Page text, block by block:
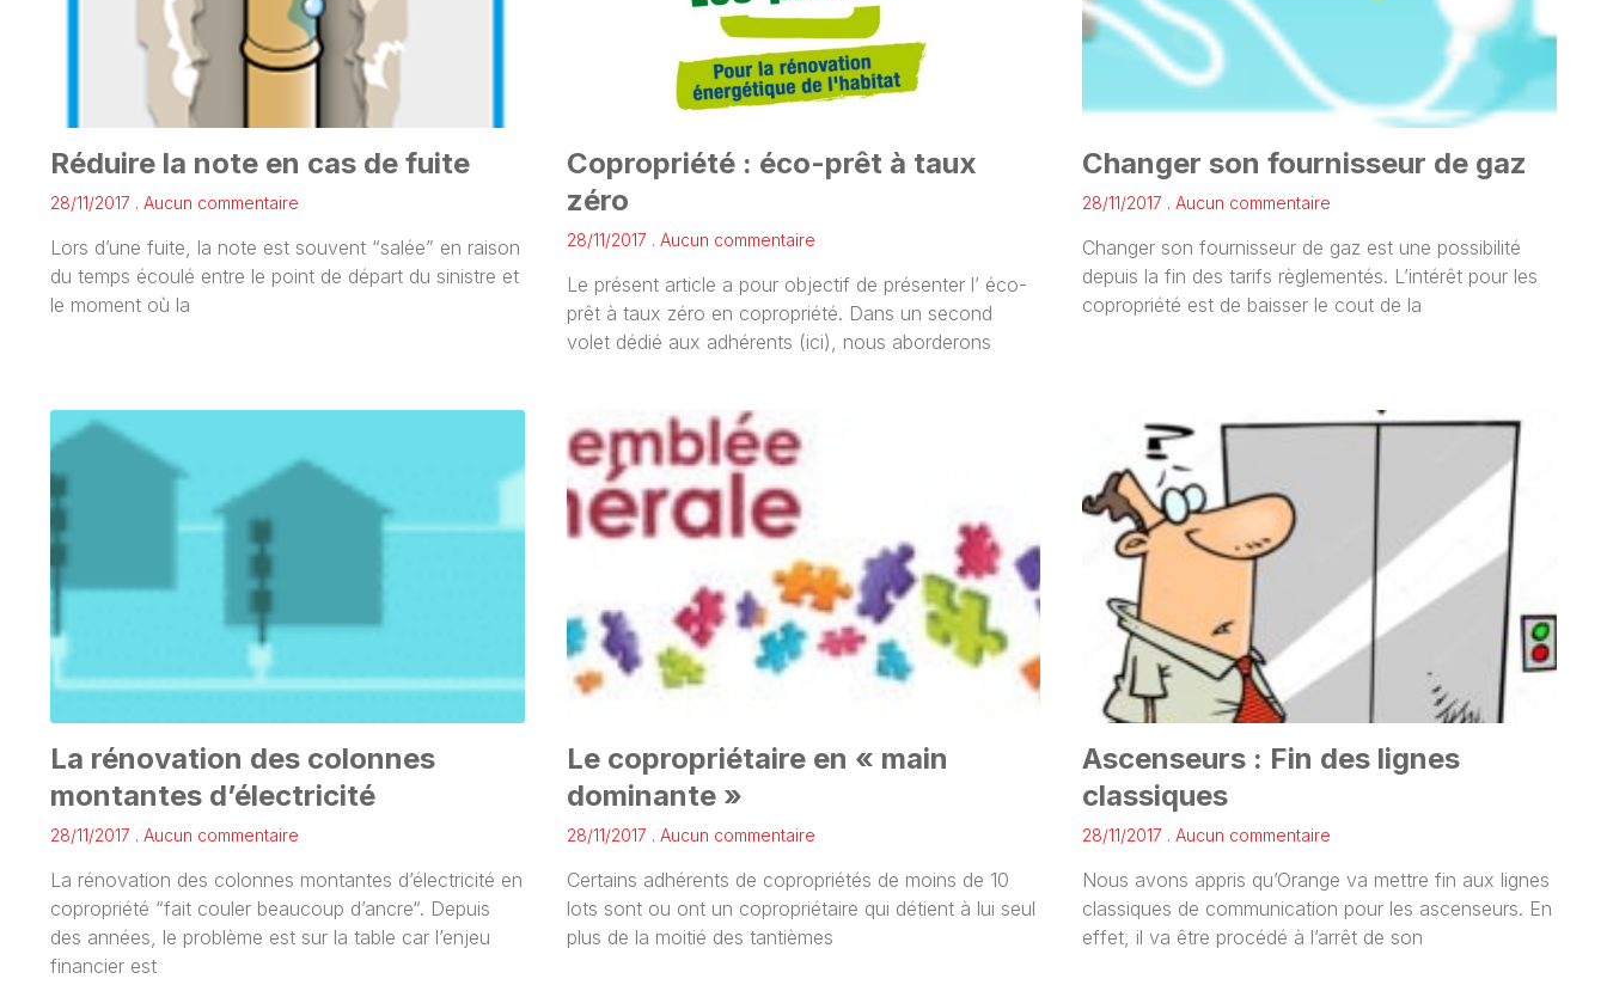
Réduire la note en cas de fuite
28/11/2017 Aucun commentaire
Lors d’une fuite, la note est souvent “salée” en raison
du temps écoulé entre le point de départ du sinistre et
le moment où la
Copropriété : éco-prêt à taux
zéro
28/11/2017 Aucun commentaire
Le présent article a pour objectif de présenter l’ éco-
prêt à taux zéro en copropriété. Dans un second
volet dédié aux adhérents (ici), nous aborderons
Changer son fournisseur de gaz
28/11/2017 Aucun commentaire
Changer son fournisseur de gaz est une possibilité
depuis la fin des tarifs règlementés. L’intérêt pour les
copropriété est de baisser le cout de la
La rénovation des colonnes
montantes d’électricité
28/11/2017 Aucun commentaire
La rénovation des colonnes montantes d’électricité en
copropriété “fait couler beaucoup d’ancre“. Depuis
des années, le problème est sur la table car l’enjeu
financier est
Le copropriétaire en « main
dominante »
28/11/2017 Aucun commentaire
Certains adhérents de copropriétés de moins de 10
lots sont ou ont un copropriétaire qui détient à lui seul
plus de la moitié des tantièmes
Ascenseurs : Fin des lignes
classiques
28/11/2017 Aucun commentaire
Nous avons appris qu’Orange va mettre fin aux lignes
classiques de communication pour les ascenseurs. En
effet, il va être procédé à l’arrêt de son